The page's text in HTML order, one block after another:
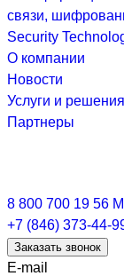
О компании
Новости
Услуги и решения
Партнеры
8 800 700 19 56
+7 (846) 373-44-
Заказать звонок
E-mail